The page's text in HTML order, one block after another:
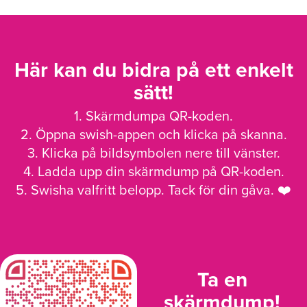
Här kan du bidra på ett enkelt
sätt!
1. Skärmdumpa QR-koden.
2. Öppna swish-appen och klicka på skanna.
3. Klicka på bildsymbolen nere till vänster.
4. Ladda upp din skärmdump på QR-koden.
5. Swisha valfritt belopp. Tack för din gåva. ❤️
Ta en